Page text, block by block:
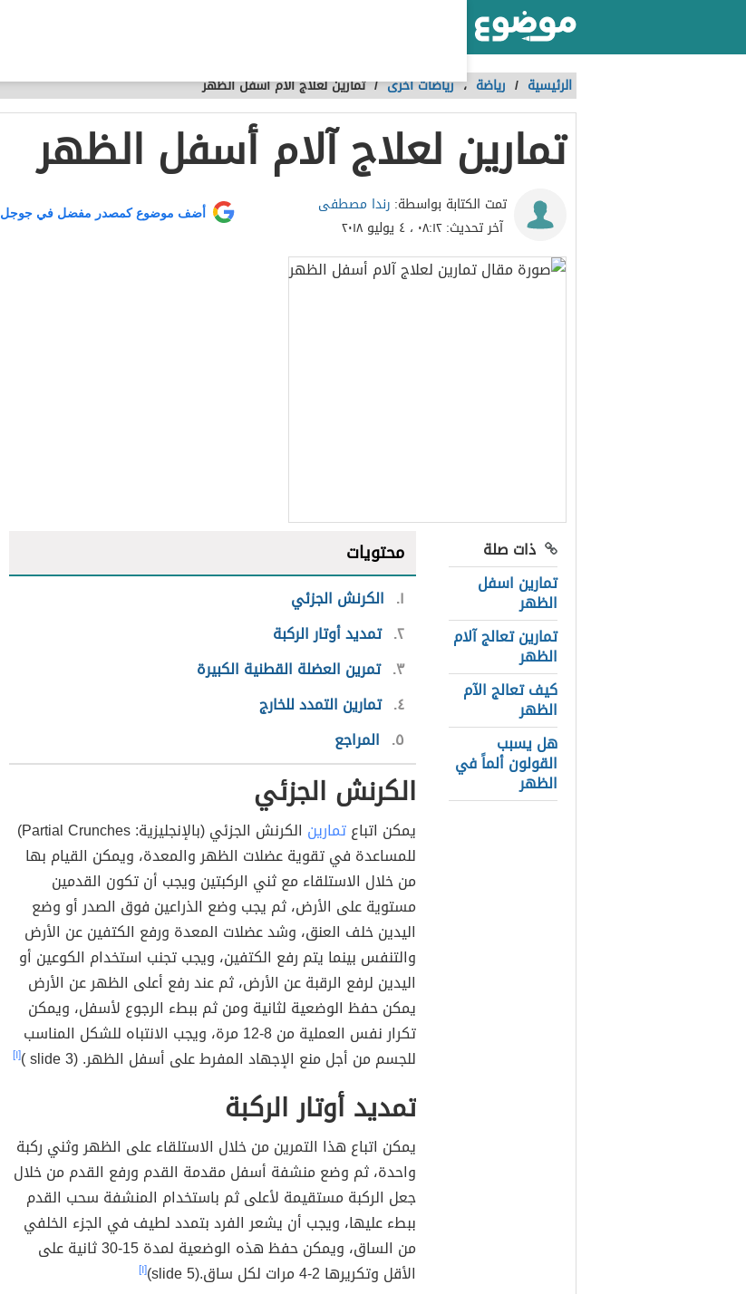
الرئيسية / رياضة ،رياضات أخرى /تمارين لعلاج آلام أسفل الظهر
تمارين لعلاج آلام أسفل الظهر
تمت الكتابة بواسطة: رندا مصطفى
آخر تحديث:٠٨:١٢ ، ٤ يوليو ٢٠١٨
أضف موضوع كمصدر مفضل في جوجل
ذات صلة
تمارين اسفل
الظهر
تمارين تعالج آلام
الظهر
كيف تعالج الآم
الظهر
هل يسبب
القولون ألماً في
الظهر
محتويات
١ الكرنش الجزئي
٢ تمديد أوتار الركبة
٣ تمرين العضلة القطنية الكبيرة
٤ تمارين التمدد للخارج
٥ المراجع
الكرنش الجزئي
يمكن اتباعتمارين
الكرنش الجزئي (بالإنجليزية: Partial Crunches)
للمساعدة في تقوية عضلات الظهر والمعدة، ويمكن القيام بها
من خلال الاستلقاء مع ثني الركبتين ويجب أن تكون القدمين
مستوية على الأرض، ثم يجب وضع الذراعين فوق الصدر أو وضع
اليدين خلف العنق، وشد عضلات المعدة ورفع الكتفين عن الأرض
والتنفس بينما يتم رفع الكتفين، ويجب تجنب استخدام الكوعين أو
اليدين لرفع الرقبة عن الأرض، ثم عند رفع أعلى الظهر عن الأرض
يمكن حفظ الوضعية لثانية ومن ثم ببطء الرجوع لأسفل، ويمكن
تكرار نفس العملية من 8-12 مرة، ويجب الانتباه للشكل المناسب
للجسم من أجل منع الإجهاد المفرط على أسفل الظهر. (slide 3 )
[١]
تمديد أوتار الركبة
يمكن اتباع هذا التمرين من خلال الاستلقاء على الظهر وثني ركبة
واحدة، ثم وضع منشفة أسفل مقدمة القدم ورفع القدم من خلال
جعل الركبة مستقيمة لأعلى ثم باستخدام المنشفة سحب القدم
ببطء عليها، ويجب أن يشعر الفرد بتمدد لطيف في الجزء الخلفي
من الساق، ويمكن حفظ هذه الوضعية لمدة 15-30 ثانية على
الأقل وتكريرها 2-4 مرات لكل ساق.(slide 5)
[١]